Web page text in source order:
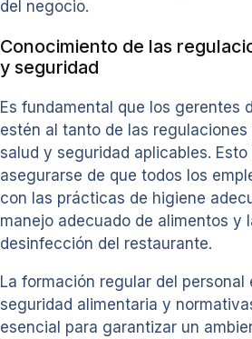
del negocio.
Conocimiento de las
y seguridad
Es fundamental que los gerentes
estén al tanto de las
salud y seguridad aplicables.
asegurarse de que todos los
con las prácticas de higiene
manejo adecuado de alimentos y
desinfección del restaurante.
La formación regular del personal
seguridad alimentaria y
esencial para garantizar un